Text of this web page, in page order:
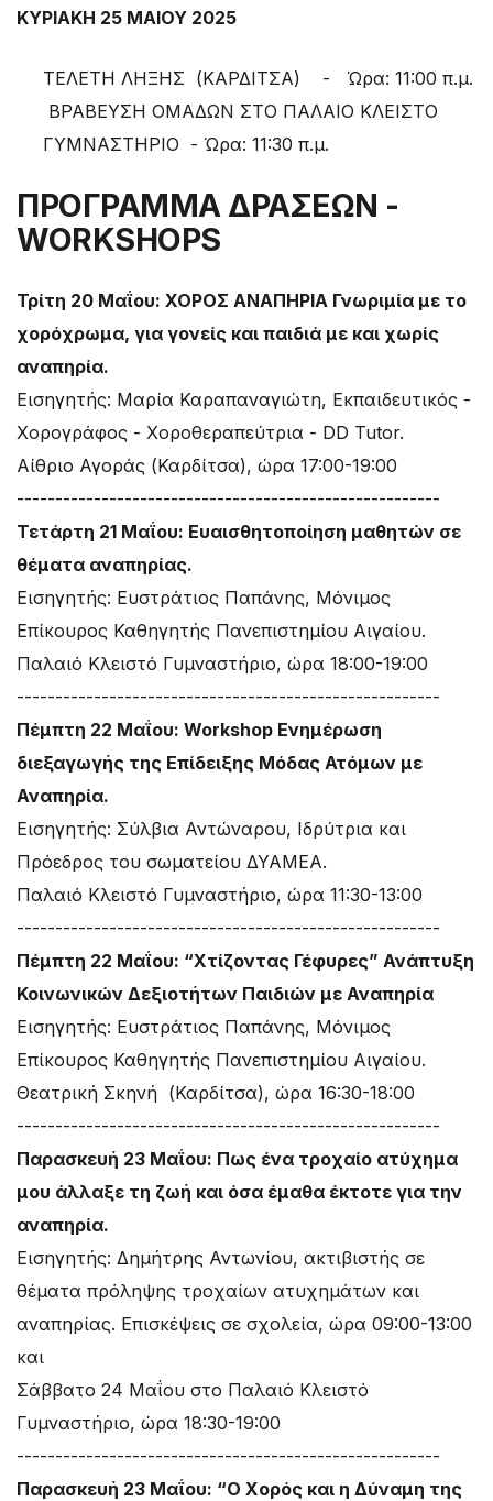
ΚΥΡΙΑΚΗ 25 ΜΑΙΟΥ 2025
ΤΕΛΕΤΗ ΛΗΞΗΣ (ΚΑΡΔΙΤΣΑ) - Ώρα: 11:00 π.μ.
ΒΡΑΒΕΥΣΗ ΟΜΑΔΩΝ ΣΤΟ ΠΑΛΑΙΟ ΚΛΕΙΣΤΟ
ΓΥΜΝΑΣΤΗΡΙΟ - Ώρα: 11:30 π.μ.
ΠΡΟΓΡΑΜΜΑ ΔΡΑΣΕΩΝ -
WORKSHOPS
Τρίτη 20 Μαΐου: ΧΟΡΟΣ ΑΝΑΠΗΡΙΑ Γνωριμία με το
χορόχρωμα, για γονείς και παιδιά με και χωρίς
αναπηρία.
Εισηγητής: Μαρία Καραπαναγιώτη, Εκπαιδευτικός -
Χορογράφος - Χοροθεραπεύτρια - DD Tutor.
Αίθριο Αγοράς (Καρδίτσα), ώρα 17:00-19:00
-------------------------------------------------------
Τετάρτη 21 Μαΐου: Ευαισθητοποίηση μαθητών σε
θέματα αναπηρίας.
Εισηγητής: Ευστράτιος Παπάνης, Μόνιμος
Επίκουρος Καθηγητής Πανεπιστημίου Αιγαίου.
Παλαιό Κλειστό Γυμναστήριο, ώρα 18:00-19:00
-------------------------------------------------------
Πέμπτη 22 Μαΐου: Workshop Ενημέρωση
διεξαγωγής της Επίδειξης Μόδας Ατόμων με
Αναπηρία.
Εισηγητής: Σύλβια Αντώναρου, Ιδρύτρια και
Πρόεδρος του σωματείου ΔΥΑΜΕΑ.
Παλαιό Κλειστό Γυμναστήριο, ώρα 11:30-13:00
-------------------------------------------------------
Πέμπτη 22 Μαΐου: “Χτίζοντας Γέφυρες” Ανάπτυξη
Κοινωνικών Δεξιοτήτων Παιδιών με Αναπηρία
Εισηγητής: Ευστράτιος Παπάνης, Μόνιμος
Επίκουρος Καθηγητής Πανεπιστημίου Αιγαίου.
Θεατρική Σκηνή (Καρδίτσα), ώρα 16:30-18:00
-------------------------------------------------------
Παρασκευή 23 Μαΐου: Πως ένα τροχαίο ατύχημα
μου άλλαξε τη ζωή και όσα έμαθα έκτοτε για την
αναπηρία.
Εισηγητής: Δημήτρης Αντωνίου, ακτιβιστής σε
θέματα πρόληψης τροχαίων ατυχημάτων και
αναπηρίας. Επισκέψεις σε σχολεία, ώρα 09:00-13:00
και
Σάββατο 24 Μαΐου στο Παλαιό Κλειστό
Γυμναστήριο, ώρα 18:30-19:00
-------------------------------------------------------
Παρασκευή 23 Μαΐου: “Ο Χορός και η Δύναμη της